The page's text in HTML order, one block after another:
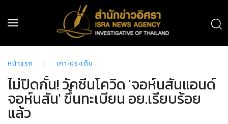
หน้าแรก เกาะประเด็น
ไม่ปิดกั้น! วัคซีนโควิด 'จอห์นสันแอนด์
จอห์นสัน' ขึ้นทะเบียน อย.เรียบร้อย
แล้ว